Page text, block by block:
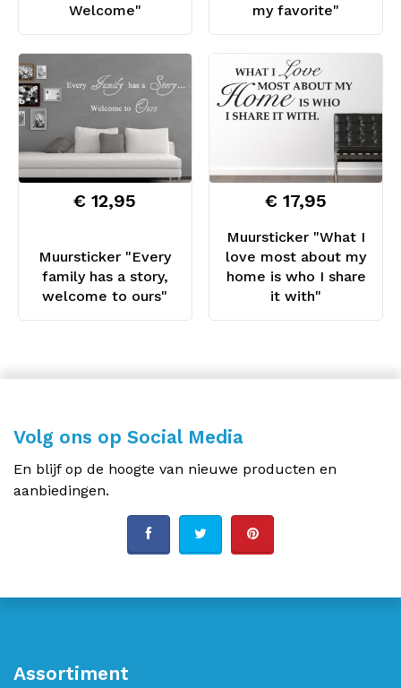
Welcome"
my favorite"
Muursticker "Every
family has a story,
welcome to ours"
€ 12,95
Muursticker "What I
love most about my
home is who I share
it with"
€ 17,95
Volg ons op Social Media
En blijf op de hoogte van nieuwe producten en
aanbiedingen.
Assortiment